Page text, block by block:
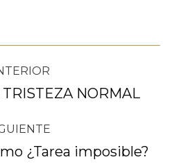
PublicaciónNORMAL
Publicación
¿Tarea imposible?